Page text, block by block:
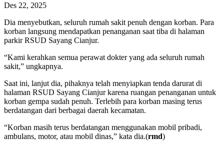
Des 22, 2025
Dia menyebutkan, seluruh rumah sakit penuh dengan korban. Para
korban langsung mendapatkan penanganan saat tiba di halaman
parkir RSUD Sayang Cianjur.
“Kami kerahkan semua perawat dokter yang ada seluruh rumah
sakit,” ungkapnya.
Saat ini, lanjut dia, pihaknya telah menyiapkan tenda darurat di
halaman RSUD Sayang Cianjur karena ruangan penanganan untuk
korban gempa sudah penuh. Terlebih para korban masing terus
berdatangan dari berbagai daerah kecamatan.
“Korban masih terus berdatangan menggunakan mobil pribadi,
ambulans, motor, atau mobil dinas,” kata dia.(rmd)